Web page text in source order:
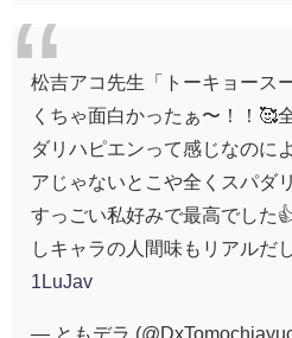
松吉アコ先生「トーキョース
くちゃ面白かったぁ〜！！🥰
ダリハピエンって感じなのに
アじゃないとこや全くスパダ
すっごい私好みで最高でした
しキャラの人間味もリアルだ
1LuJav
— ともデラ